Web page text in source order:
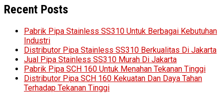
Recent Posts
Pabrik Pipa Stainless SS310 Untuk Berbagai Kebutuhan
Industri
Distributor Pipa Stainless SS310 Berkualitas Di Jakarta
Jual Pipa Stainless SS310 Murah Di Jakarta
Pabrik Pipa SCH 160 Untuk Menahan Tekanan Tinggi
Distributor Pipa SCH 160 Kekuatan Dan Daya Tahan
Terhadap Tekanan Tinggi